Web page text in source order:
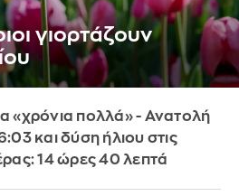
γιορτάζουν
«χρόνια πολλά» - Ανατολή
και δύση ήλιου στις
14 ώρες 40 λεπτά